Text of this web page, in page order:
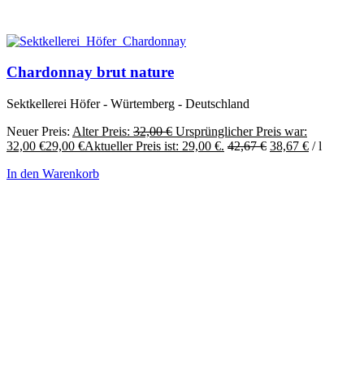
Chardonnay brut nature
Sektkellerei Höfer - Würtemberg - Deutschland
Neuer Preis: Alter Preis: 32,00€ Ursprünglicher Preis war:
32,00 €29,00 €Aktueller Preis ist: 29,00 €. 42,67€ 38,67 € /l
In den Warenkorb